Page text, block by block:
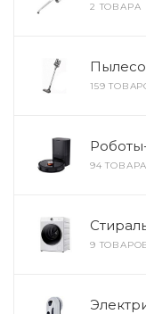
2 ТОВАРА
159
94 ТОВАРА
9